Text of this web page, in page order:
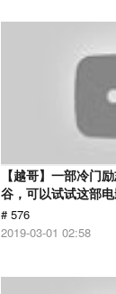
【越哥】一部冷门
谷，可以试试这部
# 576
2019-03-01 02:58